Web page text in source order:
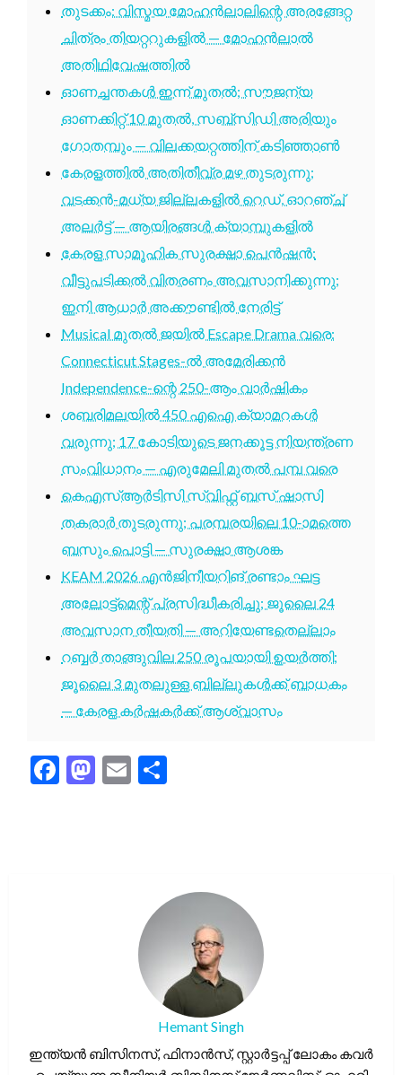
തുടക്കം: വിസ്മയ മോഹൻലാലിന്റെ അരങ്ങേറ്റ
ചിത്രം തിയറ്ററുകളിൽ — മോഹൻലാൽ
അതിഥിവേഷത്തിൽ
ഓണച്ചന്തകൾ ഇന്ന് മുതൽ; സൗജന്യ
ഓണക്കിറ്റ് 10 മുതൽ, സബ്സിഡി അരിയും
ഗോതമ്പും — വിലക്കയറ്റത്തിന് കടിഞ്ഞാൺ
കേരളത്തിൽ അതിതീവ്ര മഴ തുടരുന്നു;
വടക്കൻ-മധ്യ ജില്ലകളിൽ റെഡ്, ഓറഞ്ച്
അലർട്ട് — ആയിരങ്ങൾ ക്യാമ്പുകളിൽ
കേരള സാമൂഹിക സുരക്ഷാ പെൻഷൻ:
വീട്ടുപടിക്കൽ വിതരണം അവസാനിക്കുന്നു;
ഇനി ആധാർ അക്കൗണ്ടിൽ നേരിട്ട്
Musical മുതൽ ജയിൽ Escape Drama വരെ:
Connecticut Stages-ൽ അമേരിക്കൻ
Independence-ന്റെ 250-ആം വാർഷികം
ശബരിമലയിൽ 450 എഐ ക്യാമറകൾ
വരുന്നു; 17 കോടിയുടെ ജനക്കൂട്ട നിയന്ത്രണ
സംവിധാനം — എരുമേലി മുതൽ പമ്പ വരെ
കെഎസ്ആർടിസി സ്വിഫ്റ്റ് ബസ് ഷാസി
തകരാർ തുടരുന്നു; പരമ്പരയിലെ 10-ാമത്തെ
ബസും പൊട്ടി — സുരക്ഷാ ആശങ്ക
KEAM 2026 എൻജിനീയറിങ് രണ്ടാം ഘട്ട
അലോട്ട്മെന്റ് പ്രസിദ്ധീകരിച്ചു; ജൂലൈ 24
അവസാന തീയതി — അറിയേണ്ടതെല്ലാം
റബ്ബർ താങ്ങുവില 250 രൂപയായി ഉയർത്തി;
ജൂലൈ 3 മുതലുള്ള ബില്ലുകൾക്ക് ബാധകം
— കേരള കർഷകർക്ക് ആശ്വാസം
Facebook
Mastodon
Email
Hemant Singh
ഇന്ത്യൻ ബിസിനസ്, ഫിനാൻസ്, സ്റ്റാർട്ടപ്പ് ലോകം കവർ